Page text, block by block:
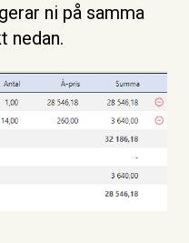
ni på samma
nedan.